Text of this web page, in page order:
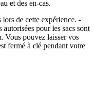
et des en-cas.
lors de cette expérience. -
pour les sacs sont
Vous pouvez laisser vos
fermé à clé pendant votre